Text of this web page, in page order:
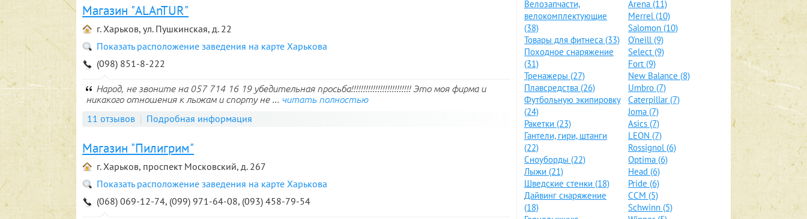
Магазин "ALAnTUR"
г. Харьков, ул. Пушкинская, д. 22
Показать расположение заведения на карте Харькова
(098) 851-8-222
Народ, не звоните на 057 714 16 19 убедительная просьба!!!!!!!!!!!!!!!!!!!!!!!!! Это моя фирма и
никакого отношения к лыжам и спорту не ... читать полностью
11 отзывов Подробная информация
Магазин "Пилигрим"
г. Харьков, проспект Московский, д. 267
Показать расположение заведения на карте Харькова
(068) 069-12-74, (099) 971-64-08, (093) 458-79-54
Велозапчасти,
велокомплектующие
(38)
Товары для фитнеса (33)
Походное снаряжение
(31)
Тренажеры (27)
Плавсредства (26)
Футбольную экипировку
(24)
Ракетки (23)
Гантели, гири, штанги
(22)
Сноуборды (22)
Лыжи (21)
Шведские стенки (18)
Дайвинг снаряжение
(18)
Arena (11)
Merrel (10)
Salomon (10)
O'neill (9)
Select (9)
Fort (9)
New Balance (8)
Umbro (7)
Caterpillar (7)
Joma (7)
Asics (7)
LEON (7)
Rossignol (6)
Optima (6)
Head (6)
Pride (6)
CCM (5)
Schwinn (5)